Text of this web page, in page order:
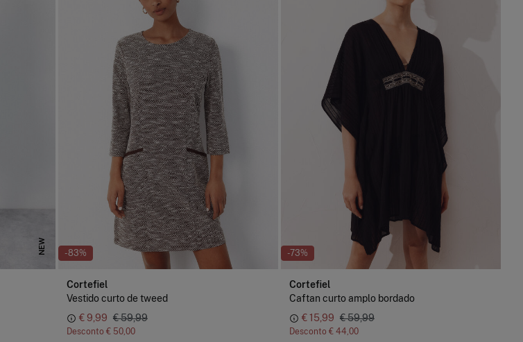
NEW -83%
Cortefiel
Vestido curto de tweed
€ 9,99 € 59,99
Desconto € 50,00
-73%
Cortefiel
Caftan curto amplo bordado
€ 15,99 € 59,99
Desconto € 44,00